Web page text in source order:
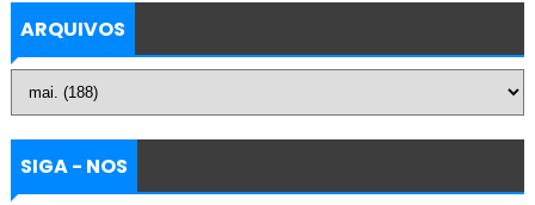
ARQUIVOS
SIGA - NOS